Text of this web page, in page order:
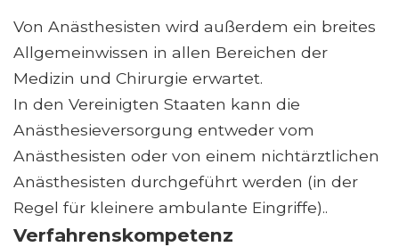
Von Anästhesisten wird außerdem ein breites
Allgemeinwissen in allen Bereichen der
Medizin und Chirurgie erwartet.
In den Vereinigten Staaten kann die
Anästhesieversorgung entweder vom
Anästhesisten oder von einem nichtärztlichen
Anästhesisten durchgeführt werden (in der
Regel für kleinere ambulante Eingriffe)..
Verfahrenskompetenz